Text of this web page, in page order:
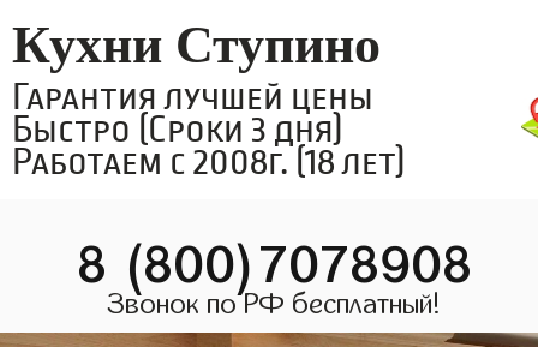
Кухни Ступино
Гарантия лучшей цены
Быстро (Сроки 3 дня)
Работаем с 2008г. (18 лет)
8 (800)7078908
Звонок по РФ бесплатный!